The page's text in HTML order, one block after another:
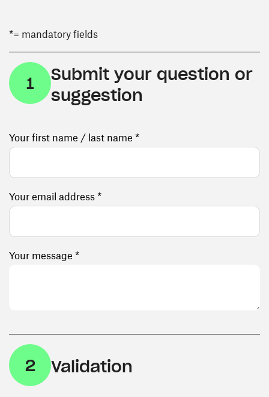
*= mandatory fields
1
Submit your question or
suggestion
Your first name / last name *
Your email address *
Your message *
2 Validation